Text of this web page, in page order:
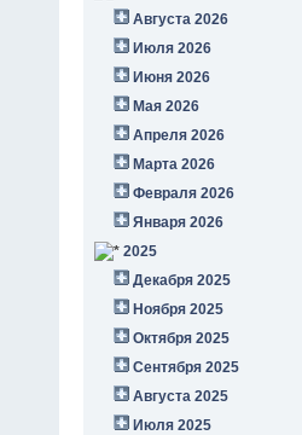
Августа 2026
Июля 2026
Июня 2026
Мая 2026
Апреля 2026
Марта 2026
Февраля 2026
Января 2026
2025
Декабря 2025
Ноября 2025
Октября 2025
Сентября 2025
Августа 2025
Июля 2025